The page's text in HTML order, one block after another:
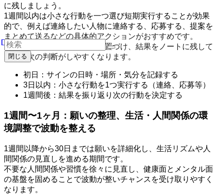
に残しましょう。
1週間以内は小さな行動を一つ選び短期実行することが効果
的で、例えば連絡したい人物に連絡する、応募する、提案を
まとめて送るなどの具体的アクションがおすすめです。
この期間は検証フェーズと位置づけ、結果をノートに残して
おくと次の判断がしやすくなります。
初日：サインの日時・場所・気分を記録する
3日以内：小さな行動を1つ実行する（連絡、応募等）
1週間後：結果を振り返り次の行動を決定する
1週間〜1ヶ月：願いの整理、生活・人間関係の環
境調整で波動を整える
1週間以降から30日までは願いを詳細化し、生活リズムや人
間関係の見直しを進める期間です。
不要な人間関係や習慣を徐々に見直し、健康面とメンタル面
の基盤を固めることで波動が整いチャンスを受け取りやすく
なります。
閉じる